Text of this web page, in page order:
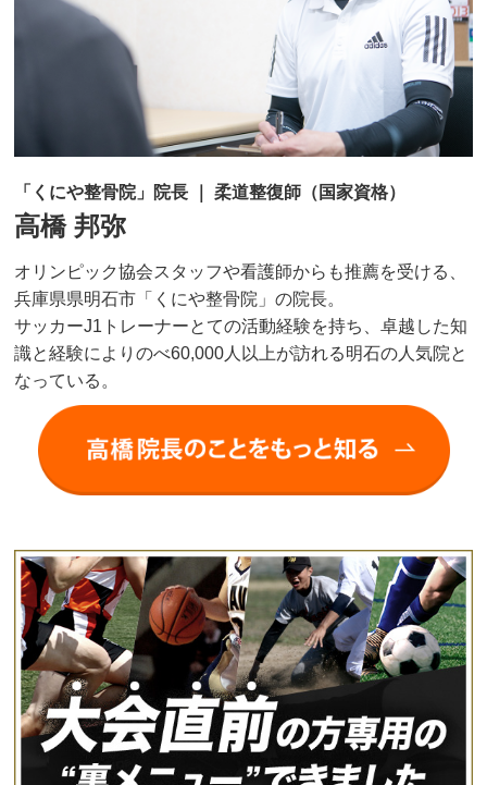
「くにや整骨院」院長 ｜ 柔道整復師（国家資格）
高橋 邦弥
オリンピック協会スタッフや看護師からも推薦を受ける、
兵庫県県明石市「くにや整骨院」の院長。
サッカーJ1トレーナーとての活動経験を持ち、卓越した知
識と経験によりのべ60,000人以上が訪れる明石の人気院と
なっている。